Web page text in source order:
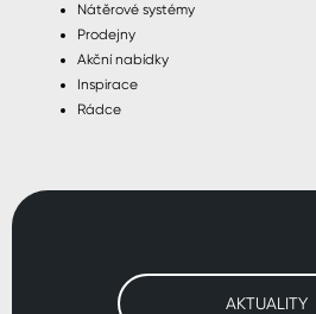
Nátěrové systémy
Prodejny
Akční nabídky
Inspirace
Rádce
AKTUALITY